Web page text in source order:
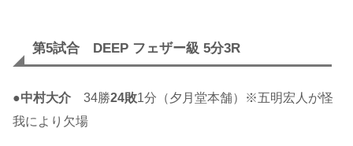
第5試合 DEEP フェザー級 5分3R
●中村大介 34勝24敗1分（夕月堂本舗）※五明宏人が怪
我により欠場